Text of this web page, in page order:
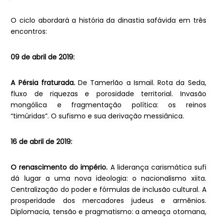
O ciclo abordará a história da dinastia safávida em três
encontros:
09 de abril de 2019:
A Pérsia fraturada.De Tamerlão a Ismail. Rota da Seda,
fluxo de riquezas e porosidade territorial. Invasão
mongólica e fragmentação política: os reinos
“timúridas”. O sufismo e sua derivação messiânica.
16 de abril de 2019:
O renascimento do império. A liderança carismática sufi
dá lugar a uma nova ideologia: o nacionalismo xiita.
Centralização do poder e fórmulas de inclusão cultural. A
prosperidade dos mercadores judeus e armênios.
Diplomacia, tensão e pragmatismo: a ameaça otomana,